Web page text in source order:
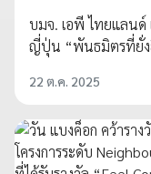
บมจ. เอพี ไทยแลนด์
ญี่ปุ่น “พันธมิตรที่ยั่ง
22 ต.ค. 2025